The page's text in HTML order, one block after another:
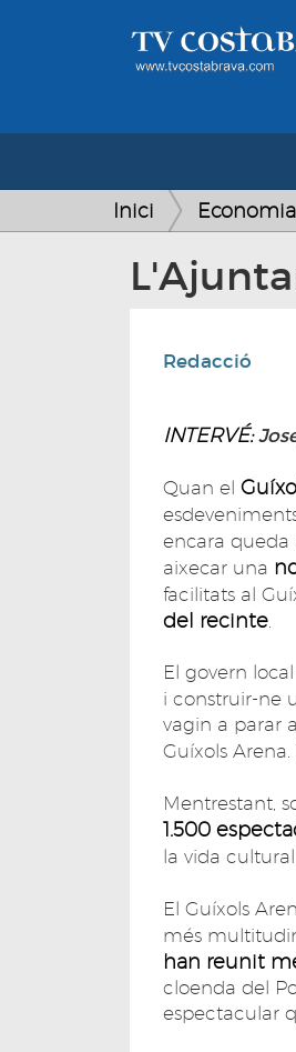
Inici Economia
Redacció
INTERVÉ:
Quan el
encara
aixecar una
facilitats al
del recinte.
El govern
i construir-ne
vagin a parar
Guíxols
Mentrestant,
1.500
la vida
El Guíxols
més
han reunit
cloenda del
espectacular